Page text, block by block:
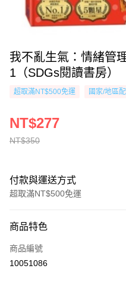
我不亂生氣：情緒管
1（SDGs閱讀書房）
超取滿NT$500免運 國家/地區
NT$350
NT$277
付款與運送方式
超取滿NT$500免運
信用卡一次付款
超商取貨付款
商品特色
商品編號
10051086